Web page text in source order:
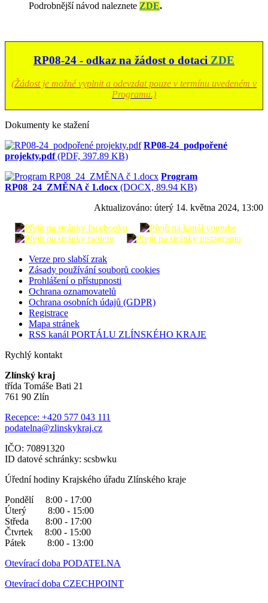
Podrobnější návod naleznete ZDE.
RP08-24 - odkaz na žádost o dotaci ZDE
(Žádost je možné vyplnit a odevzdat pouze v termínu uvedeném v
Programu.)
Dokumenty ke stažení
RP08-24_podpořené
projekty.pdf(PDF, 397.89 KB)
Program
RP08_24_ZMĚNA č 1.docx (DOCX, 89.94 KB)
Aktualizováno: úterý 14. května 2024, 13:00
Verze pro slabší zrak
Zásady používání souborů cookies
Prohlášení o přístupnosti
Ochrana oznamovatelů
Ochrana osobních údajů (GDPR)
Registrace
Mapa stránek
RSS kanál PORTÁLU ZLÍNSKÉHO KRAJE
Rychlý kontakt
Zlínský kraj
třída Tomáše Bati 21
761 90 Zlín
Recepce: +420 577 043 111
podatelna@zlinskykraj.cz
IČO: 70891320
ID datové schránky: scsbwku
Úřední hodiny Krajského úřadu Zlínského kraje
Pondělí 8:00 - 17:00
Úterý 8:00 - 15:00
Středa 8:00 - 17:00
Čtvrtek 8:00 - 15:00
Pátek 8:00 - 13:00
Otevírací doba PODATELNA
Otevírací doba CZECHPOINT